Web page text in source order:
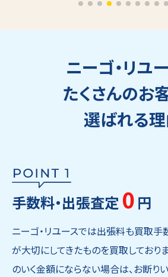
ニーゴ・リユ
たくさんのお
選ばれる
手数料・出張査定 0 円
ニーゴ・リユースでは出張料も買取
が大切にしてきたものを買取しており
のいく金額にならない場合は、お断り